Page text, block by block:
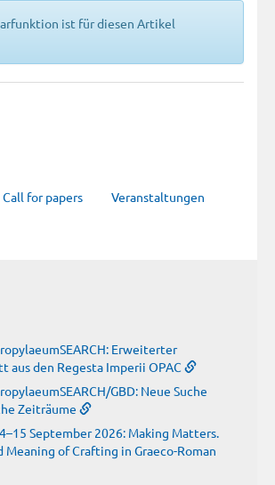
ist für diesen Artikel
Call for papers Veranstaltungen
Erweiterter
aus den Regesta Imperii OPAC
GBD: Neue Suche
Zeiträume
September 2026: Making Matters.
Meaning of Crafting in Graeco-Roman